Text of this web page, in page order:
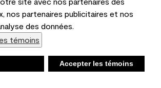
nos partenaires publicitaires et nos
des données.
témoins
Accepter les témoins